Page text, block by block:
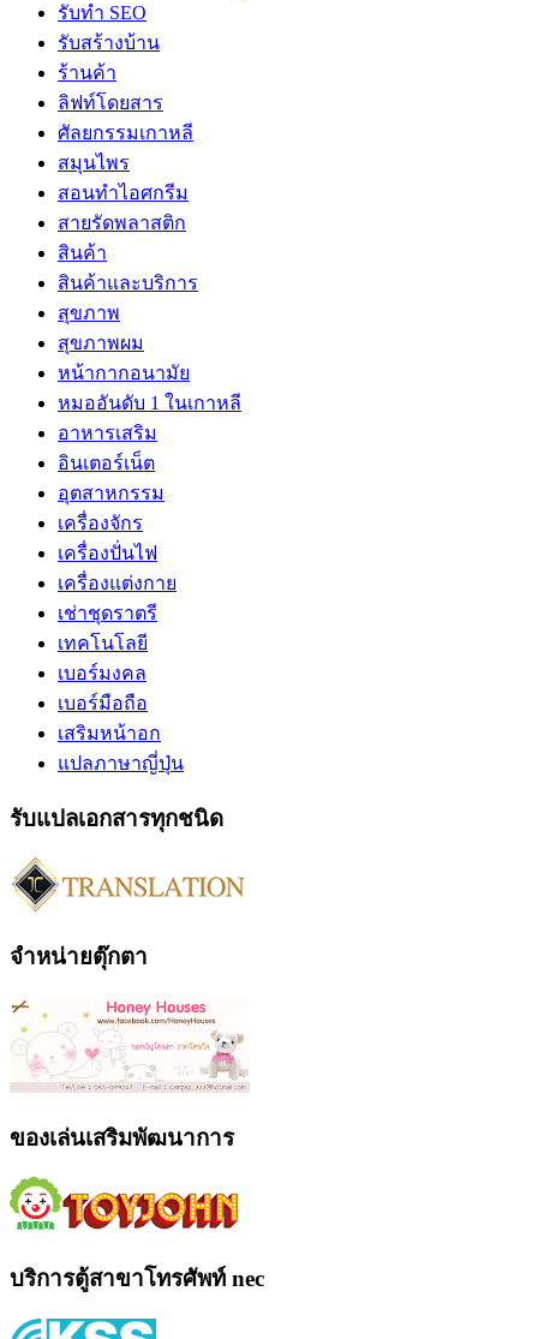
รับทำ SEO
รับสร้างบ้าน
ร้านค้า
ลิฟท์โดยสาร
ศัลยกรรมเกาหลี
สมุนไพร
สอนทำไอศกรีม
สายรัดพลาสติก
สินค้า
สินค้าและบริการ
สุขภาพ
สุขภาพผม
หน้ากากอนามัย
หมออันดับ 1 ในเกาหลี
อาหารเสริม
อินเตอร์เน็ต
อุตสาหกรรม
เครื่องจักร
เครื่องปั่นไฟ
เครื่องแต่งกาย
เช่าชุดราตรี
เทคโนโลยี
เบอร์มงคล
เบอร์มือถือ
เสริมหน้าอก
แปลภาษาญี่ปุ่น
รับแปลเอกสารทุกชนิด
จำหน่ายตุ๊กตา
ของเล่นเสริมพัฒนาการ
บริการตู้สาขาโทรศัพท์ nec